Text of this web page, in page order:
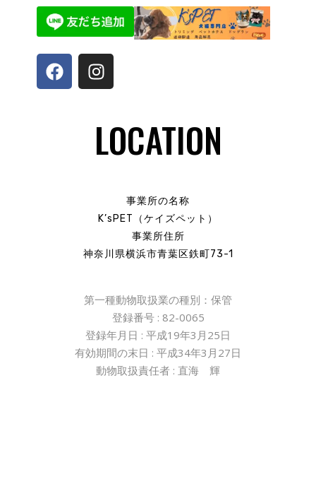
LOCATION
事業所の名称
K’sPET（ケイズペット）
事業所住所
神奈川県横浜市青葉区鉄町73-1
第一種動物取扱業の種別：保管
登録番号: 82-0065
登録年月日 : 平成19年3 月 25日
有効期間の末日 : 平成34年3 月 27日
動物取扱責任者 : 直海 輝